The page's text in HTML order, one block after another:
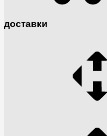
доставки